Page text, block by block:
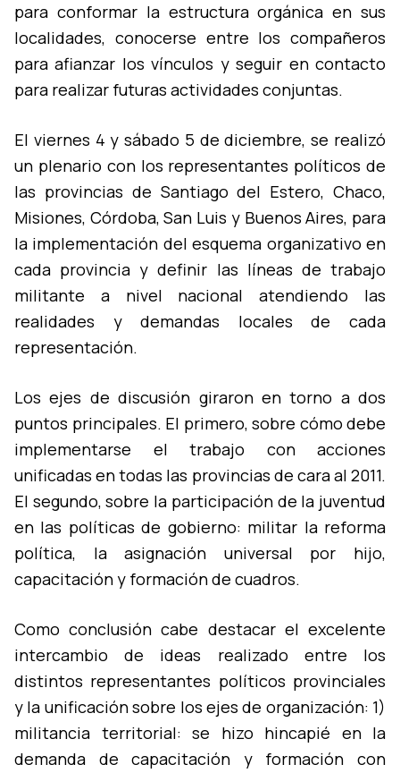
para conformar la estructura orgánica en sus
localidades, conocerse entre los compañeros
para afianzar los ví­nculos y seguir en contacto
para realizar futuras actividades conjuntas.
El viernes 4 y sábado 5 de diciembre, se realizó
un plenario con los representantes polí­ticos de
las provincias de Santiago del Estero, Chaco,
Misiones, Córdoba, San Luis y Buenos Aires, para
la implementación del esquema organizativo en
cada provincia y definir las lí­neas de trabajo
militante a nivel nacional atendiendo las
realidades y demandas locales de cada
representación.
Los ejes de discusión giraron en torno a dos
puntos principales. El primero, sobre cómo debe
implementarse el trabajo con acciones
unificadas en todas las provincias de cara al 2011.
El segundo, sobre la participación de la juventud
en las polí­ticas de gobierno: militar la reforma
polí­tica, la asignación universal por hijo,
capacitación y formación de cuadros.
Como conclusión cabe destacar el excelente
intercambio de ideas realizado entre los
distintos representantes polí­ticos provinciales
y la unificación sobre los ejes de organización: 1)
militancia territorial: se hizo hincapié en la
demanda de capacitación y formación con